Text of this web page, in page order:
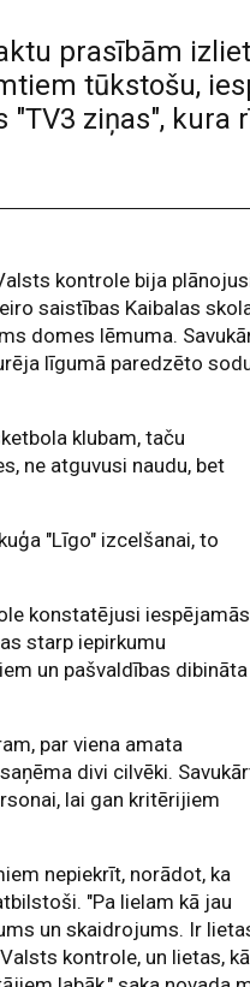
prasībām
tūkstošu,
ziņas", kura
kontrole bija
saistības Kaibalas
domes lēmuma.
līgumā paredzēto
klubam, taču
ne atguvusi naudu, bet
"Līgo" izcelšanai, to
konstatējusi iespējamās
starp iepirkumu
un pašvaldības dibināta
par viena amata
divi cilvēki.
lai gan kritērijiem
nepiekrīt, norādot, ka
"Pa lielam kā jau
un skaidrojums. Ir
kontrole, un lietas, kā